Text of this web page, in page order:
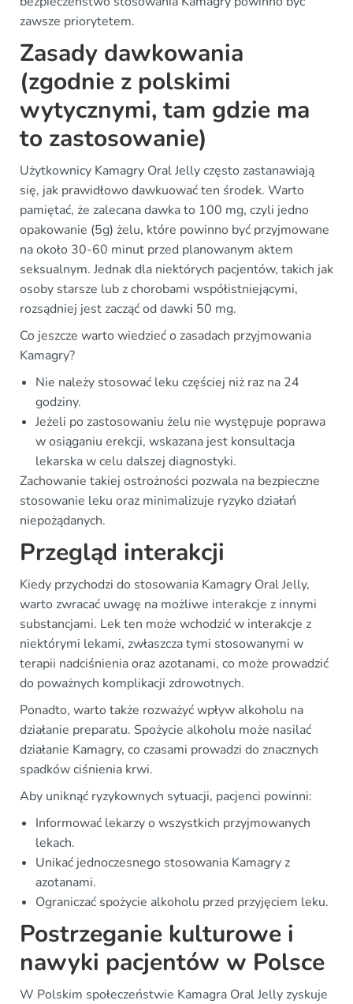
zawsze priorytetem.
Zasady dawkowania
(zgodnie z polskimi
wytycznymi, tam gdzie ma
to zastosowanie)
Użytkownicy Kamagry Oral Jelly często zastanawiają
się, jak prawidłowo dawkuować ten środek. Warto
pamiętać, że zalecana dawka to 100 mg, czyli jedno
opakowanie (5g) żelu, które powinno być przyjmowane
na około 30-60 minut przed planowanym aktem
seksualnym. Jednak dla niektórych pacjentów, takich jak
osoby starsze lub z chorobami współistniejącymi,
rozsądniej jest zacząć od dawki 50 mg.
Co jeszcze warto wiedzieć o zasadach przyjmowania
Kamagry?
Nie należy stosować leku częściej niż raz na 24
godziny.
Jeżeli po zastosowaniu żelu nie występuje poprawa
w osiąganiu erekcji, wskazana jest konsultacja
lekarska w celu dalszej diagnostyki.
Zachowanie takiej ostrożności pozwala na bezpieczne
stosowanie leku oraz minimalizuje ryzyko działań
niepożądanych.
Przegląd interakcji
Kiedy przychodzi do stosowania Kamagry Oral Jelly,
warto zwracać uwagę na możliwe interakcje z innymi
substancjami. Lek ten może wchodzić w interakcje z
niektórymi lekami, zwłaszcza tymi stosowanymi w
terapii nadciśnienia oraz azotanami, co może prowadzić
do poważnych komplikacji zdrowotnych.
Ponadto, warto także rozważyć wpływ alkoholu na
działanie preparatu. Spożycie alkoholu może nasilać
działanie Kamagry, co czasami prowadzi do znacznych
spadków ciśnienia krwi.
Aby uniknąć ryzykownych sytuacji, pacjenci powinni:
Informować lekarzy o wszystkich przyjmowanych
lekach.
Unikać jednoczesnego stosowania Kamagry z
azotanami.
Ograniczać spożycie alkoholu przed przyjęciem leku.
Postrzeganie kulturowe i
nawyki pacjentów w Polsce
W Polskim społeczeństwie Kamagra Oral Jelly zyskuje